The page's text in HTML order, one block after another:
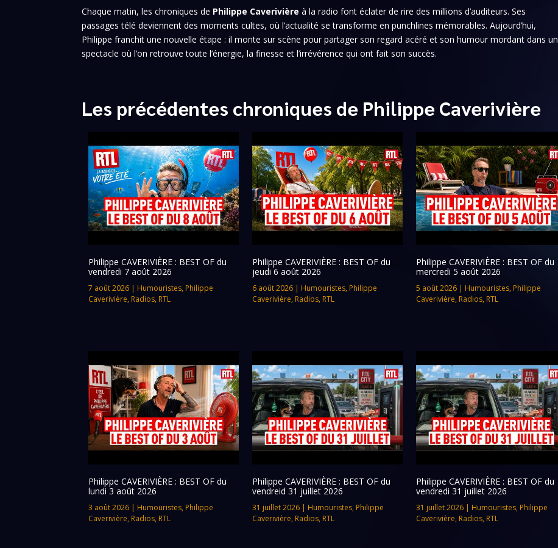
Chaque matin, les chroniques de Philippe Caverivière à la radio font éclater de rire des millions d’auditeurs. Ses
passages télé deviennent des moments cultes, où l’actualité se transforme en punchlines mémorables. Aujourd’hui,
Philippe franchit une nouvelle étape : il monte sur scène pour partager son regard acéré et son humour mordant dans un
spectacle où l’on retrouve toute l’énergie, la finesse et l’irrévérence qui ont fait son succès.
Les précédentes chroniques de Philippe Caverivière
Philippe CAVERIVIÈRE : BEST OF du
vendredi 7 août 2026
7 août 2026 | Humouristes, Philippe
Caverivière, Radios, RTL
Philippe CAVERIVIÈRE : BEST OF du
jeudi 6 août 2026
6 août 2026| Humouristes, Philippe
Caverivière, Radios, RTL
Philippe CAVERIVIÈRE : BEST OF du
mercredi 5 août 2026
5 août 2026| Humouristes, Philippe
Caverivière, Radios, RTL
Philippe CAVERIVIÈRE : BEST OF du
lundi 3 août 2026
3 août 2026 | Humouristes, Philippe
Caverivière, Radios, RTL
Philippe CAVERIVIÈRE : BEST OF du
vendreid 31 juillet 2026
31 juillet 2026| Humouristes, Philippe
Caverivière, Radios, RTL
Philippe CAVERIVIÈRE : BEST OF du
vendredi 31 juillet 2026
31 juillet 2026| Humouristes, Philippe
Caverivière, Radios, RTL